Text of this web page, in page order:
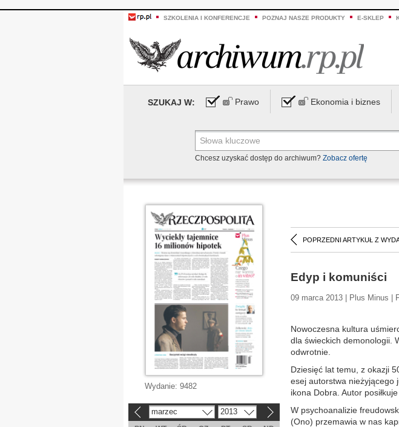
SZKOLENIA I KONFERENCJE POZNAJ NASZE PRODUKTY E-SKLEP
SZUKAJ W: Prawo Ekonomia i biznes
Chcesz uzyskać dostęp do archiwum? Zobacz ofertę
POPRZEDNI ARTYKUŁ Z
Edyp i komuniści
09 marca 2013 | Plus Minus |
Nowoczesna kultura
dla świeckich demonologii.
odwrotnie.
Dziesięć lat temu, z okazji
esej autorstwa nieżyjącego
ikona Dobra. Autor
W psychoanalizie
(Ono) przemawia w nas
Wydanie: 9482
marzec 2013